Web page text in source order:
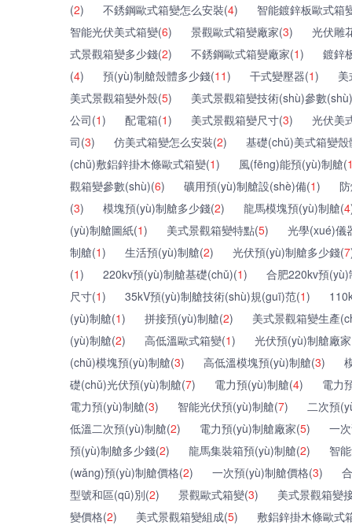
(2) 不銹鋼歐式箱變怎么安裝(4)
智能鍍鋅板歐式箱
智能光伏美式箱變(6) 景觀歐式箱變廠家(3)
光伏雕
式景觀箱變多少錢(2) 不銹鋼歐式箱變廠家(1)
鍍鋅
(4) 預(yù)制艙殼體多少錢(11) 干式變壓器(1)
美式景觀箱變外殼(5)
美式景觀箱變技術(shù)參數
公司(1) 配電箱(1) 美式景觀箱變尺寸(3)
光伏美
司(3) 仿美式箱變怎么安裝(2)
基礎(chǔ)美式箱變殼
(chǔ)敷鋁鋅掛木條歐式箱變(1) 風(fēng)能預(yù)制艙(
觀箱變參數(shù)(6) 礦用預(yù)制艙設(shè)備(1)
(3) 模塊預(yù)制艙多少錢(2) 龍馬模塊預(yù)制艙(4
(yù)制艙圖紙(1) 美式景觀箱變特點(5)
光學(xué)儀
制艙(1) 生活預(yù)制艙(2) 光伏預(yù)制艙多少錢(7
(1) 220kv預(yù)制艙基礎(chǔ)(1)
合肥220kv預
尺寸(1) 35kV預(yù)制艙技術(shù)規(guī)范(1)
(yù)制艙(1) 拼接預(yù)制艙(2)
美式景觀箱變生產
(yù)制艙(2) 高低溫歐式箱變(1)
光伏預(yù)制艙廠
(chǔ)模塊預(yù)制艙(3) 高低溫模塊預(yù)制艙(3)
礎(chǔ)光伏預(yù)制艙(7) 電力預(yù)制艙(4)
電力
電力預(yù)制艙(3) 智能光伏預(yù)制艙(7)
二次預
低溫二次預(yù)制艙(2) 電力預(yù)制艙廠家(5)
一
預(yù)制艙多少錢(2) 龍馬集裝箱預(yù)制艙(2)
智
(wǎng)預(yù)制艙價格(2) 一次預(yù)制艙價格(3)
型號和區(qū)別(2) 景觀歐式箱變(3)
美式景觀箱變
變價格(2) 美式景觀箱變組成(5)
敷鋁鋅掛木條歐式